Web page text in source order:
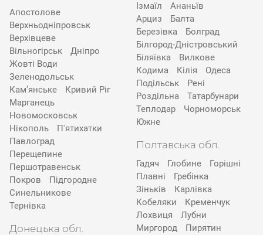
Апостолове
Верхньодніпровськ
Верхівцеве
Вільногірськ
Дніпро
Жовті Води
Зеленодольськ
Кам’янське
Кривий Ріг
Марганець
Новомосковськ
Нікополь
П'ятихатки
Павлоград
Перещепине
Першотравенськ
Покров
Підгородне
Синельникове
Тернівка
Донецька обл.
Ізмаїл
Ананьїв
Арциз
Балта
Березівка
Болград
Білгород-Дністровський
Біляївка
Вилкове
Кодима
Кілія
Одеса
Подільськ
Рені
Роздільна
Татарбунари
Теплодар
Чорноморськ
Южне
Полтавська обл.
Гадяч Глобине
Горішні
Плавні
Гребінка
Зіньків
Карлівка
Кобеляки
Кременчук
Лохвиця
Лубни
Миргород
Пирятин